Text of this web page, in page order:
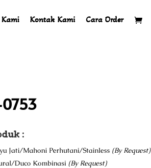
Kami Kontak Kami Cara Order
:
Jati/Mahoni Perhutani/Stainless (By Request)
Duco Kombinasi (By Request)